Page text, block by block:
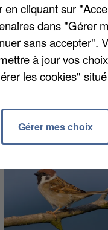
mur. Ce sont des
sur les lieux de
vital était
en cliquant sur
dans "Gérer
sans accepter".
à jour vos
les cookies"
Gérer mes choix